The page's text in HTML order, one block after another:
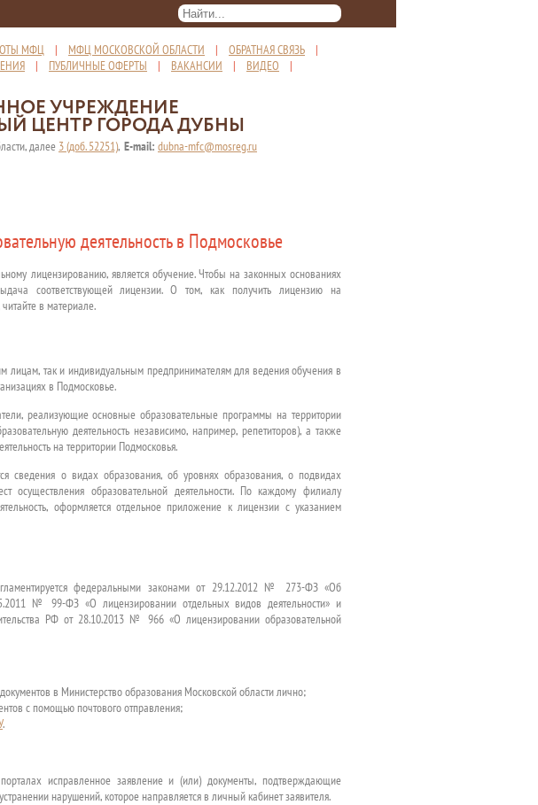
МФЦ | МФЦ МОСКОВСКОЙ ОБЛАСТИ | ОБРАТНАЯ СВЯЗЬ |
| ПУБЛИЧНЫЕ ОФЕРТЫ | ВАКАНСИИ | ВИДЕО |
УЧРЕЖДЕНИЕ
ЦЕНТР ГОРОДА ДУБНЫ
далее 3 (доб. 52251), E-mail: dubna-mfc@mosreg.ru
деятельность в Подмосковье
лицензированию, является обучение. Чтобы на законных основаниях
соответствующей лицензии. О том, как получить лицензию на
в материале.
лицам, так и индивидуальным предпринимателям для ведения обучения в
в Подмосковье.
реализующие основные образовательные программы на территории
деятельность независимо, например, репетиторов), а также
на территории Подмосковья.
сведения о видах образования, об уровнях образования, о подвидах
осуществления образовательной деятельности. По каждому филиалу
оформляется отдельное приложение к лицензии с указанием
федеральными законами от 29.12.2012 № 273-ФЗ «Об
№ 99-ФЗ «О лицензировании отдельных видов деятельности» и
РФ от 28.10.2013 № 966 «О лицензировании образовательной
в Министерство образования Московской области лично;
с помощью почтового отправления;
.
исправленное заявление и (или) документы, подтверждающие
нарушений, которое направляется в личный кабинет заявителя.